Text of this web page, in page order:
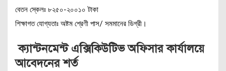
বেতন স্কেলঃ ৮২৫০-২০০১০ টাকা
শিক্ষাগত যোগ্যতাঃ অষ্টম শ্রেণী পাস/ সমমানের ডিগ্রী।
ক্যান্টনমেন্ট এক্সিকিউটিভ অফিসার কার্যালয়ে
আবেদনের শর্ত